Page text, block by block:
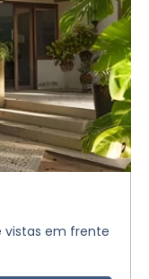
vistas em frente